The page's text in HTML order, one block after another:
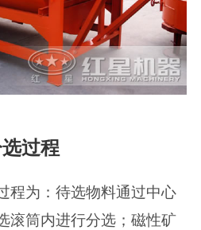
过程
程为：待选物料通过中心
滚筒内进行分选；磁性矿